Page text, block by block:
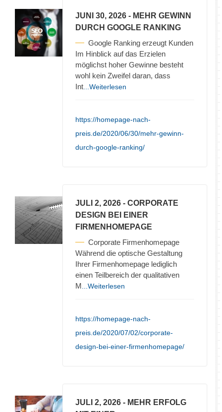
JUNI 30, 2026 - MEHR GEWINN
DURCH GOOGLE RANKING
Google Ranking erzeugt Kunden
Im Hinblick auf das Erzielen
möglichst hoher Gewinne besteht
wohl kein Zweifel daran, dass
Int ...Weiterlesen
https://homepage-nach-
preis.de/2020/06/30/mehr-gewinn-
durch-google-ranking/
JULI 2, 2026 - CORPORATE
DESIGN BEI EINER
FIRMENHOMEPAGE
Corporate Firmenhomepage
Während die optische Gestaltung
Ihrer Firmenhomepage lediglich
einen Teilbereich der qualitativen
M ...Weiterlesen
https://homepage-nach-
preis.de/2020/07/02/corporate-
design-bei-einer-firmenhomepage/
JULI 2, 2026 - MEHR ERFOLG